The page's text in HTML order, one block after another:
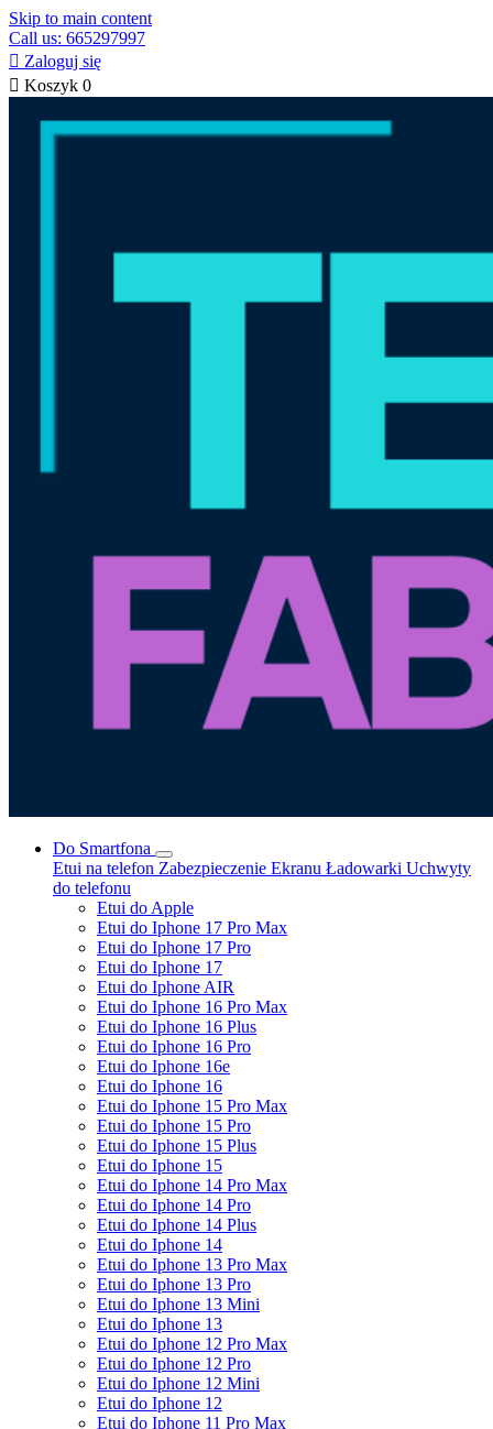
Skip to main content
Call us: 665297997
 Zaloguj się
 Koszyk 0
Do Smartfona
Etui na telefon Zabezpieczenie Ekranu Ładowarki Uchwyty
do telefonu
Etui do Apple
Etui do Iphone 17 Pro Max
Etui do Iphone 17 Pro
Etui do Iphone 17
Etui do Iphone AIR
Etui do Iphone 16 Pro Max
Etui do Iphone 16 Plus
Etui do Iphone 16 Pro
Etui do Iphone 16e
Etui do Iphone 16
Etui do Iphone 15 Pro Max
Etui do Iphone 15 Pro
Etui do Iphone 15 Plus
Etui do Iphone 15
Etui do Iphone 14 Pro Max
Etui do Iphone 14 Pro
Etui do Iphone 14 Plus
Etui do Iphone 14
Etui do Iphone 13 Pro Max
Etui do Iphone 13 Pro
Etui do Iphone 13 Mini
Etui do Iphone 13
Etui do Iphone 12 Pro Max
Etui do Iphone 12 Pro
Etui do Iphone 12 Mini
Etui do Iphone 12
Etui do Iphone 11 Pro Max